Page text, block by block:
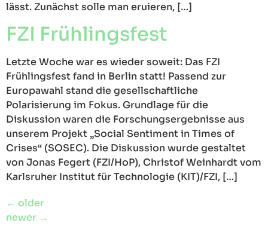
lässt. Zunächst solle man eruieren, […]
FZI Frühlingsfest
Letzte Woche war es wieder soweit: Das FZI
Frühlingsfest fand in Berlin statt! Passend zur
Europawahl stand die gesellschaftliche
Polarisierung im Fokus. Grundlage für die
Diskussion waren die Forschungsergebnisse aus
unserem Projekt „Social Sentiment in Times of
Crises“ (SOSEC). Die Diskussion wurde gestaltet
von Jonas Fegert (FZI/HoP), Christof Weinhardt vom
Karlsruher Institut für Technologie (KIT)/FZI, […]
← older
newer →